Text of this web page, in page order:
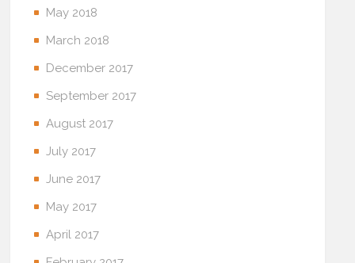
May 2018
March 2018
December 2017
September 2017
August 2017
July 2017
June 2017
May 2017
April 2017